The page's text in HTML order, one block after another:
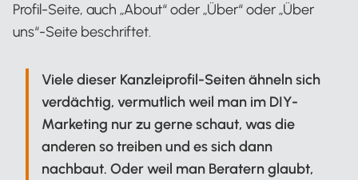
Profil-Seite, auch „About“ oder „Über“ oder „Über
uns“-Seite beschriftet.
Viele dieser Kanzleiprofil-Seiten ähneln sich
verdächtig, vermutlich weil man im DIY-
Marketing nur zu gerne schaut, was die
anderen so treiben und es sich dann
nachbaut. Oder weil man Beratern glaubt,